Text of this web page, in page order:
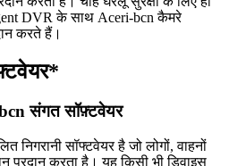
DVR के साथ Aceri-bcn कैमरे
करते हैं।
संगत सॉफ़्टवेयर
सॉफ्टवेयर है जो लोगों, वाहनों
प्रदान करता है। यह किसी भी डिवाइस